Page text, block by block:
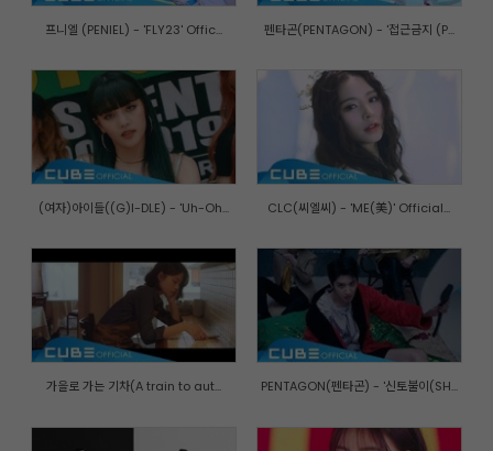
프니엘 (PENIEL) - 'FLY23' Offic... 펜타곤(PENTAGON) - '접근금지 (P...
(여자)아이들((G)I-DLE) - 'Uh-Oh... CLC(씨엘씨) - 'ME(美)' Official...
가을로 가는 기차(A train to aut... PENTAGON(펜타곤) - '신토불이(SH...